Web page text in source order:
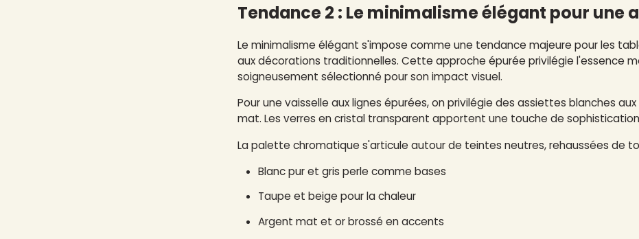
Tendance 2 : Le minimalisme élégant pour une
Le minimalisme élégant s'impose comme une tendance majeure pour les
aux décorations traditionnelles. Cette approche épurée privilégie l'essence
soigneusement sélectionné pour son impact visuel.
Pour une vaisselle aux lignes épurées, on privilégie des assiettes blanches
mat. Les verres en cristal transparent apportent une touche de
La palette chromatique s'articule autour de teintes neutres, rehaussées de
Blanc puret gris perle comme bases
Taupe et beige pour la chaleur
Argent mat et or brossé en accents